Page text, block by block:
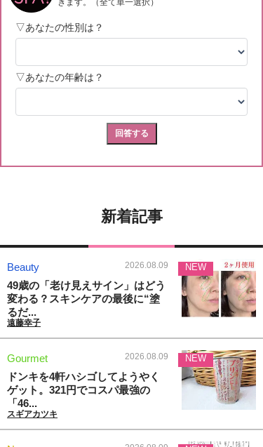
新着記事
Beauty 2026.08.09
49歳の「老け見えサイン」はどう
変わる？スキンケアの最後に“塗
るだ...
遠藤幸子
NEW
Gourmet 2026.08.09
ドンキを4軒ハシゴしてようやく
ゲット。321円でコスパ最強の
「46...
スギアカツキ
NEW